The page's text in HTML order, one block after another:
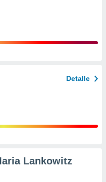
Detalle
Lankowitz